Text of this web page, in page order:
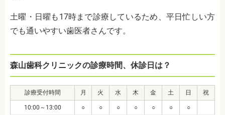
土曜・日曜も17時まで診療しているため、平日忙しい方
でも通いやすい歯医者さんです。
森山歯科クリニックの診療時間、休診日は？
診療受付時間 月 火 水 木 金 土 日 祝
10:00～13:00 ○ ○ ○ ○ ○ ○ ○